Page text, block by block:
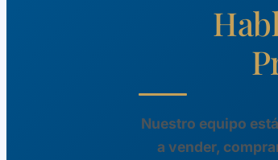
Nuestro equipo
a vender,